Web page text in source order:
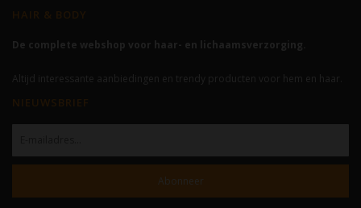
HAIR & BODY
De complete webshop voor haar- en lichaamsverzorging.
Altijd interessante aanbiedingen en trendy producten voor hem en haar.
NIEUWSBRIEF
Abonneer